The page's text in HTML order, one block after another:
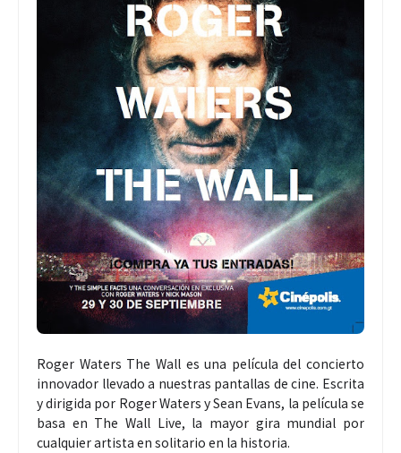
Roger Waters The Wall es una película del concierto
innovador llevado a nuestras pantallas de cine. Escrita
y dirigida por Roger Waters y Sean Evans, la película se
basa en The Wall Live, la mayor gira mundial por
cualquier artista en solitario en la historia.